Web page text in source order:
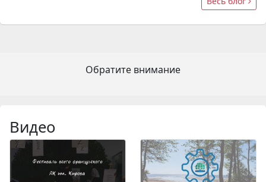
Обратите внимание
Видео